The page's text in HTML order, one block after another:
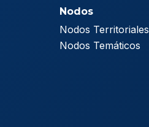
Nodos
Nodos Territoriales
Nodos Temáticos